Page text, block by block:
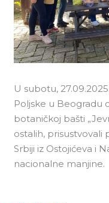
U subotu,
Poljske u Beogradu
botaničkoj bašti
ostalih, prisustvovali
Srbiji iz Ostojićeva i
nacionalne manjine.